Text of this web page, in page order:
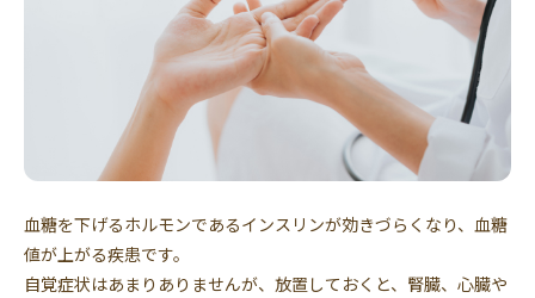
血糖を下げるホルモンであるインスリンが効きづらくなり、血糖
値が上がる疾患です。
自覚症状はあまりありませんが、放置しておくと、腎臓、心臓や